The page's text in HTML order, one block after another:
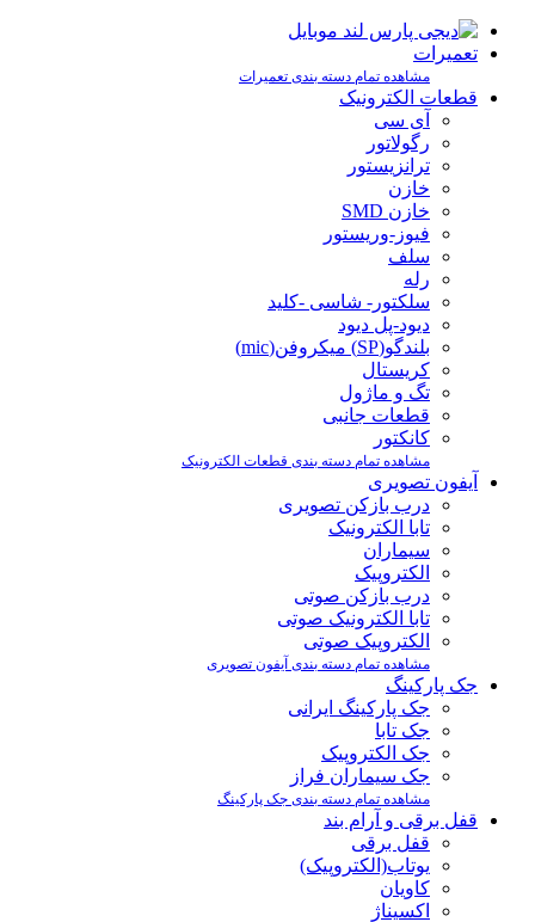
تعمیرات
مشاهده تمام دسته بندی تعمیرات
قطعات الکترونیک
آی سی
رگولاتور
ترانزیستور
خازن
خازن SMD
فیوز-وریستور
سلف
رله
سلکتور- شاسی -کلید
دیود-پل دیود
بلندگو(SP) میکروفن(mic)
کریستال
تگ و ماژول
قطعات جانبی
کانکتور
مشاهده تمام دسته بندی قطعات الکترونیک
آیفون تصویری
درب بازکن تصویری
تابا الکترونیک
سیماران
الکتروپیک
درب بازکن صوتی
تابا الکترونیک صوتی
الکتروپیک صوتی
مشاهده تمام دسته بندی آیفون تصویری
جک پارکینگ
جک پارکینگ ایرانی
جک تابا
جک الکتروپیک
جک سیماران فراز
مشاهده تمام دسته بندی جک پارکینگ
قفل برقی و آرام بند
قفل برقی
یوتاب(الکتروپیک)
کاویان
اکسیناژ